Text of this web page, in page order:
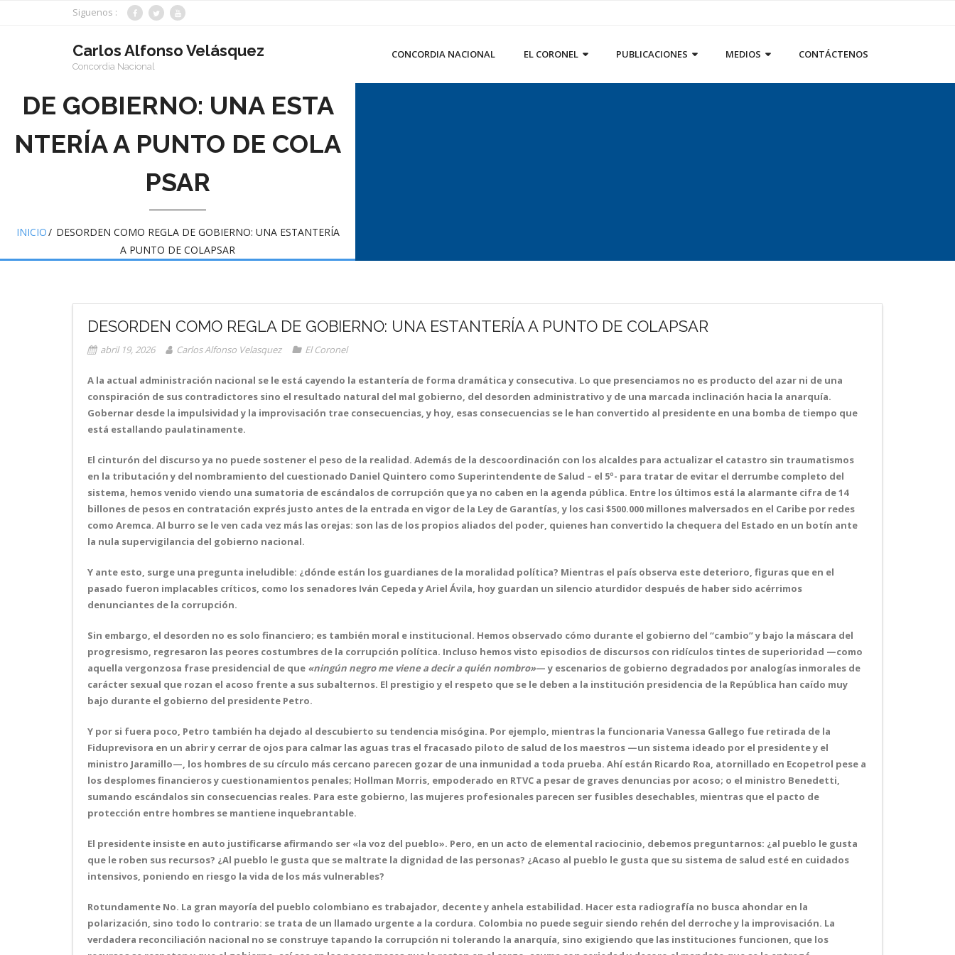
Siguenos :
Carlos Alfonso Velásquez
Concordia Nacional
CONCORDIA NACIONAL EL CORONEL PUBLICACIONES MEDIOS CONTÁCTENOS
DESORDEN COMO REGLA
DE GOBIERNO: UNA ESTA
NTERÍA A PUNTO DE COLA
PSAR
INICIO/ DESORDEN COMO REGLA DE GOBIERNO: UNA ESTANTERÍA
A PUNTO DE COLAPSAR
DESORDEN COMO REGLA DE GOBIERNO: UNA ESTANTERÍA A PUNTO DE COLAPSAR
abril 19, 2026 Carlos Alfonso Velasquez El Coronel
A la actual administración nacional se le está cayendo la estantería de forma dramática y consecutiva. Lo que presenciamos no es producto del azar ni de una
conspiración de sus contradictores sino el resultado natural del mal gobierno, del desorden administrativo y de una marcada inclinación hacia la anarquía.
Gobernar desde la impulsividad y la improvisación trae consecuencias, y hoy, esas consecuencias se le han convertido al presidente en una bomba de tiempo que
está estallando paulatinamente.
El cinturón del discurso ya no puede sostener el peso de la realidad. Además de la descoordinación con los alcaldes para actualizar el catastro sin traumatismos
en la tributación y del nombramiento del cuestionado Daniel Quintero como Superintendente de Salud – el 5º- para tratar de evitar el derrumbe completo del
sistema, hemos venido viendo una sumatoria de escándalos de corrupción que ya no caben en la agenda pública. Entre los últimos está la alarmante cifra de 14
billones de pesos en contratación exprés justo antes de la entrada en vigor de la Ley de Garantías, y los casi $500.000 millones malversados en el Caribe por redes
como Aremca. Al burro se le ven cada vez más las orejas: son las de los propios aliados del poder, quienes han convertido la chequera del Estado en un botín ante
la nula supervigilancia del gobierno nacional.
Y ante esto, surge una pregunta ineludible: ¿dónde están los guardianes de la moralidad política? Mientras el país observa este deterioro, figuras que en el
pasado fueron implacables críticos, como los senadores Iván Cepeda y Ariel Ávila, hoy guardan un silencio aturdidor después de haber sido acérrimos
denunciantes de la corrupción.
Sin embargo, el desorden no es solo financiero; es también moral e institucional. Hemos observado cómo durante el gobierno del “cambio” y bajo la máscara del
progresismo, regresaron las peores costumbres de la corrupción política. Incluso hemos visto episodios de discursos con ridículos tintes de superioridad —como
aquella vergonzosa frase presidencial de que «ningún negro me viene a decir a quién nombro»— y escenarios de gobierno degradados por analogías inmorales de
carácter sexual que rozan el acoso frente a sus subalternos. El prestigio y el respeto que se le deben a la institución presidencia de la República han caído muy
bajo durante el gobierno del presidente Petro.
Y por si fuera poco, Petro también ha dejado al descubierto su tendencia misógina. Por ejemplo, mientras la funcionaria Vanessa Gallego fue retirada de la
Fiduprevisora en un abrir y cerrar de ojos para calmar las aguas tras el fracasado piloto de salud de los maestros —un sistema ideado por el presidente y el
ministro Jaramillo—, los hombres de su círculo más cercano parecen gozar de una inmunidad a toda prueba. Ahí están Ricardo Roa, atornillado en Ecopetrol pese a
los desplomes financieros y cuestionamientos penales; Hollman Morris, empoderado en RTVC a pesar de graves denuncias por acoso; o el ministro Benedetti,
sumando escándalos sin consecuencias reales. Para este gobierno, las mujeres profesionales parecen ser fusibles desechables, mientras que el pacto de
protección entre hombres se mantiene inquebrantable.
El presidente insiste en auto justificarse afirmando ser «la voz del pueblo». Pero, en un acto de elemental raciocinio, debemos preguntarnos: ¿al pueblo le gusta
que le roben sus recursos? ¿Al pueblo le gusta que se maltrate la dignidad de las personas? ¿Acaso al pueblo le gusta que su sistema de salud esté en cuidados
intensivos, poniendo en riesgo la vida de los más vulnerables?
Rotundamente No. La gran mayoría del pueblo colombiano es trabajador, decente y anhela estabilidad. Hacer esta radiografía no busca ahondar en la
polarización, sino todo lo contrario: se trata de un llamado urgente a la cordura. Colombia no puede seguir siendo rehén del derroche y la improvisación. La
verdadera reconciliación nacional no se construye tapando la corrupción ni tolerando la anarquía, sino exigiendo que las instituciones funcionen, que los